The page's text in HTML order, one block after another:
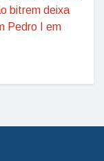
bitrem deixa
Pedro I em